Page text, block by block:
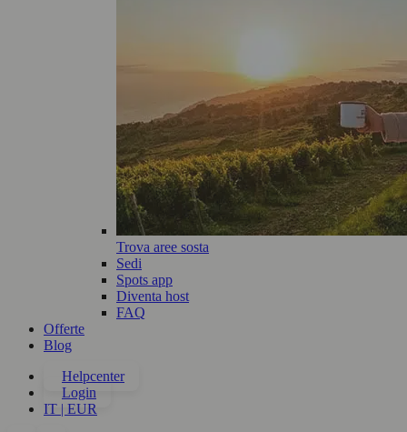
Trova aree sosta
Sedi
Spots app
Diventa host
FAQ
Offerte
Blog
Helpcenter
Login
IT | EUR